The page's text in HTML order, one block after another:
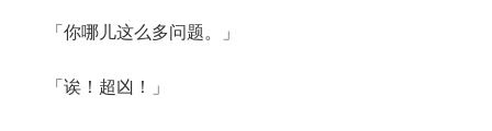
「你哪儿这么多问题。」
「诶！超凶！」